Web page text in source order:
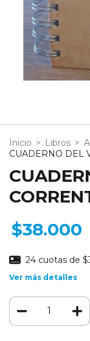
Inicio > Libros >
CUADERNO DEL
$38.000
24 cuotas de
Ver más detalles